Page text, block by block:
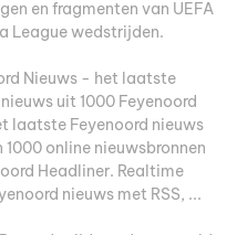
en fragmenten van UEFA
League wedstrijden.
Nieuws - het laatste
uit 1000 Feyenoord
laatste Feyenoord nieuws
1000 online nieuwsbronnen
Headliner. Realtime
nieuws met RSS, ...